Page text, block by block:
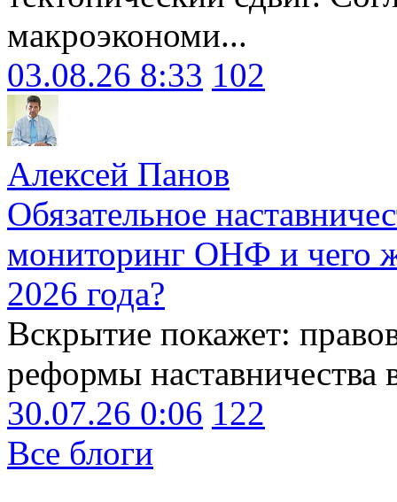
макроэкономи...
03.08.26 8:33 102
Алексей Панов
Обязательное
мониторинг ОНФ и чего
2026 года?
Вскрытие покажет:
реформы наставничества
30.07.26 0:06 122
Все блоги